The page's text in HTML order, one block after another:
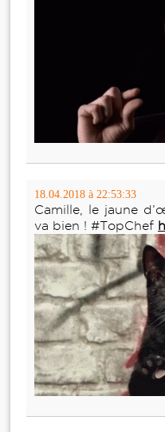
18.04.2018 à 22:53:33
Camille, le jaune
va bien ! #TopChef